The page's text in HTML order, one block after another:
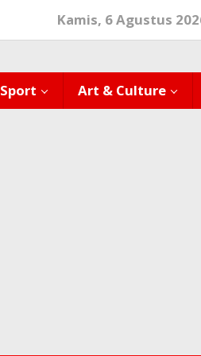
Kamis, 6 Agustus
Sport Art & Culture